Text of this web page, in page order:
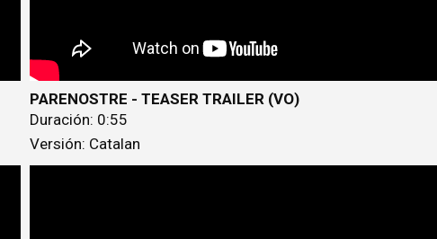
PARENOSTRE - TEASER TRAILER (VO)
Duración: 0:55
Versión: Catalan